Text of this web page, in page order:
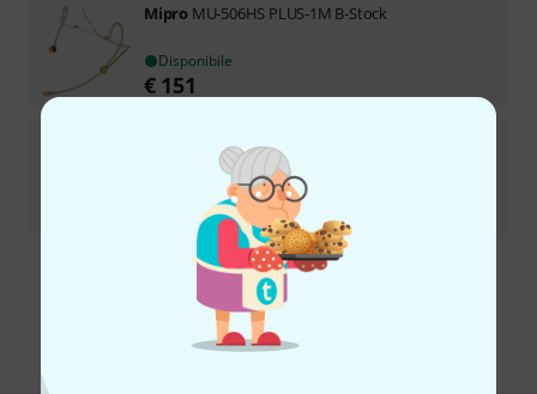
Mipro MU-506HS PLUS-1M B-Stock
Disponibile
€ 151
Il prodotto è esaurito
Spedizione gratuita per acquisti di un importo superiore a € 99
I prezzi includono l'IVA locale